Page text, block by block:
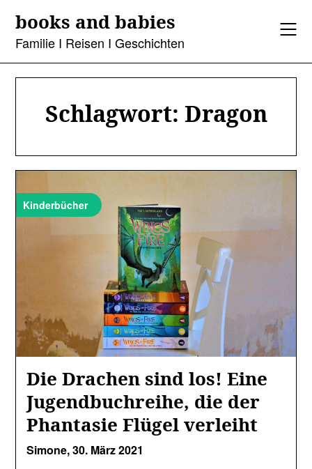
content
books and babies
Familie I Reisen I Geschichten
Schlagwort: Dragon
Kinderbücher
Die Drachen sind los! Eine
Jugendbuchreihe, die der
Phantasie Flügel verleiht
Simone,30. März 2021